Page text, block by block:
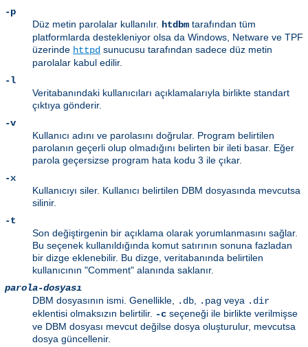
-p
Düz metin parolalar kullanılır. htdbm tarafından tüm
platformlarda destekleniyor olsa da Windows, Netware ve TPF
üzerinde httpd sunucusu tarafından sadece düz metin
parolalar kabul edilir.
-l
Veritabanındaki kullanıcıları açıklamalarıyla birlikte standart
çıktıya gönderir.
-v
Kullanıcı adını ve parolasını doğrular. Program belirtilen
parolanın geçerli olup olmadığını belirten bir ileti basar. Eğer
parola geçersizse program hata kodu 3 ile çıkar.
-x
Kullanıcıyı siler. Kullanıcı belirtilen DBM dosyasında mevcutsa
silinir.
-t
Son değiştirgenin bir açıklama olarak yorumlanmasını sağlar.
Bu seçenek kullanıldığında komut satırının sonuna fazladan
bir dizge eklenebilir. Bu dizge, veritabanında belirtilen
kullanıcının "Comment" alanında saklanır.
parola-dosyası
DBM dosyasının ismi. Genellikle, .db, .pag veya .dir
eklentisi olmaksızın belirtilir. -c seçeneği ile birlikte verilmişse
ve DBM dosyası mevcut değilse dosya oluşturulur, mevcutsa
dosya güncellenir.